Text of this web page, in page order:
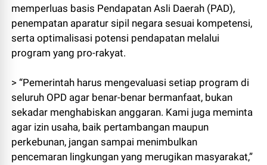
memperluas basis Pendapatan Asli Daerah (PAD),
penempatan aparatur sipil negara sesuai kompetensi,
serta optimalisasi potensi pendapatan melalui
program yang pro-rakyat.
> “Pemerintah harus mengevaluasi setiap program di
seluruh OPD agar benar-benar bermanfaat, bukan
sekadar menghabiskan anggaran. Kami juga meminta
agar izin usaha, baik pertambangan maupun
perkebunan, jangan sampai menimbulkan
pencemaran lingkungan yang merugikan masyarakat,”